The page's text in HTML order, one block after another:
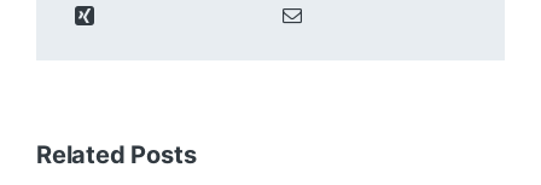
Related Posts